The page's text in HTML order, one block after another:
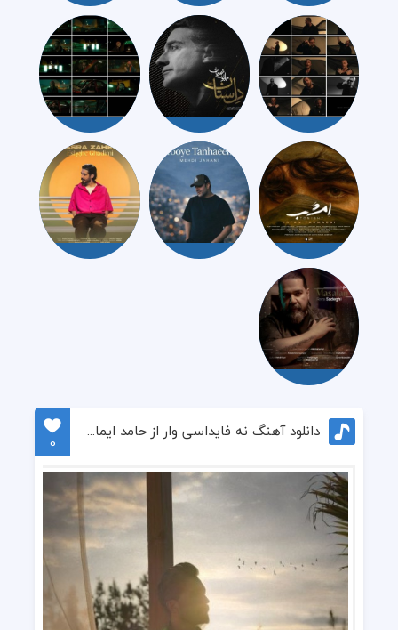
دانلود آهنگ نه فایداسی وار از حامد ایمانی
0